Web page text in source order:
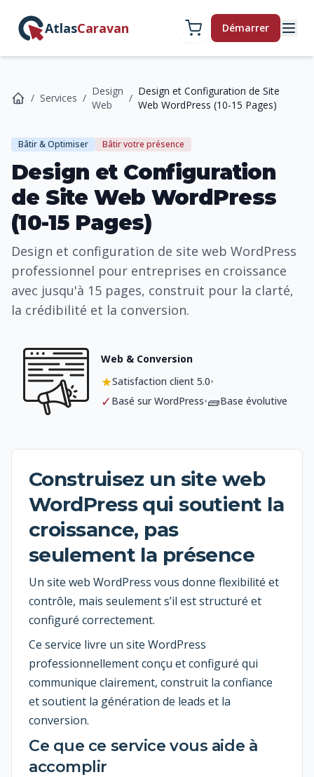
AtlasCaravan Démarrer
/ Services /
Design
Web
/
Design et Configuration de Site
Web WordPress (10-15 Pages)
Bâtir & Optimiser Bâtir votre présence
Design et Configuration
de Site Web WordPress
(10-15 Pages)
Design et configuration de site web WordPress
professionnel pour entreprises en croissance
avec jusqu'à 15 pages, construit pour la clarté,
la crédibilité et la conversion.
Web & Conversion
★Satisfaction client 5.0•
✓ Basé sur WordPress•🧱Base évolutive
Construisez un site web
WordPress qui soutient la
croissance, pas
seulement la présence
Un site web WordPress vous donne flexibilité et
contrôle, mais seulement s’il est structuré et
configuré correctement.
Ce service livre un site WordPress
professionnellement conçu et configuré qui
communique clairement, construit la confiance
et soutient la génération de leads et la
conversion.
Ce que ce service vous aide à
accomplir